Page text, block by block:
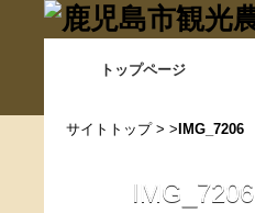
トップページ
サイトトップ> > IMG_7206
IMG_7206